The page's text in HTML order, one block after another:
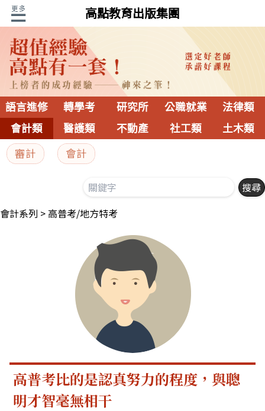
高點教育出版集團
語言進修 轉學考 研究所 公職就業
法律類
會計類
醫護類 不動產 社工類 土木類
審計 會計
會計系列 高普考/地方特考
高普考比的是認真努力的程度，與聰
明才智毫無相干